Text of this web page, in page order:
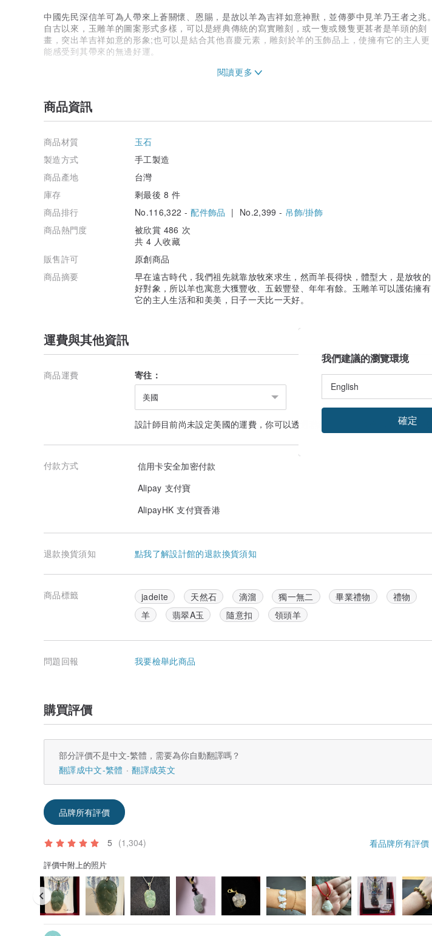
中國先民深信羊可為人帶來上蒼關懷、恩賜，是故以羊為吉祥如意神獸，並傳夢中見羊乃王者之兆。
自古以來，玉雕羊的圖案形式多樣，可以是經典傳統的寫實雕刻，或一隻或幾隻更甚者是羊頭的刻
畫，突出羊吉祥如意的形象;也可以是結合其他喜慶元素，雕刻於羊的玉飾品上，使擁有它的主人更
能感受到其帶來的無邊好運。
義。也是興旺發達，諸事順遂的稱頌，圖案以三隻羊(諧音“陽”)在溫暖的陽光下吃草來象徵。將三隻
羊雕刻於玉器之上也有三陽開泰之意，象徵要交好運，好運將會接踵而來，乃吉運之兆。
❃寓意二
中國古代“吉祥”多被寫作“吉羊”，古器物上的銘文即將“吉祥”多作“吉羊”。寓意吉祥如意，凡事洋
洋得意，樣樣得意(雕刻羊和如意)，樣樣如意(雕刻有如意)，事事順心。佩戴玉雕羊可以護佑事業順
心，帶來事業上的好運。
❃寓意三
羊通假於甲骨文中的“美”，也就是頭頂大角的羊形象，所以羊也像徵生活美好、事業美好、愛情
美好，日子一天比一天好。
早在遠古時代，我們祖先就靠放牧來求生，然而羊長得快，體型大，是放牧的好對象，所以羊也
寓意大獲豐收、五穀豐登、年年有餘。玉雕羊可以護佑擁有它的主人生活和和美美，日子一天比一天
好。
於玉器之上盡顯富貴之態，使擁有它的主人可以感受其帶來的財氣，寓意招財進寶、財運滾滾。
💎樂藏輕珠寶｜翡翠文化與購物說明
「人養玉三年，玉養人一生。」
古人以佩玉為美，常言「黃金有價，玉無價。」
玉石歷經歲月自然孕育，其溫潤光澤與細膩質感，
使其在東方文化中被視為品德與吉祥的象徵。
隨著時間與配戴習慣不同，玉石會展現屬於每位主人的獨特風貌與光感，
它含蓄深沉、恆久致遠，不僅是一件飾品，更是一份真誠祝福的象徵。
不同圖案與雕刻題材，在民俗文化中各自承載不同寓意，
便能「物到意達」，讓祝福更具心意與溫度。
女性佩戴玉石亦有民間說法：「婚前戴玉結好緣，婚後戴玉添圓滿。」
製作過程中會挑選較為明顯之瑕疵，但無法保證完全無天然紋理。
若追求絕對完美者，請審慎評估後再購買。
不同礦石在色澤與光感表現上皆有所差異，也會因配戴與保養方式不同而呈現不同風貌。
• 手工製作飾品請避免大力拉扯或碰撞。
•商品出貨前皆會進行基礎整理與清潔。
（以上為文化觀點與象徵分享，僅供參考。）
部分愛好者會依顏色選擇對應礦石作為搭配參考。
•我們每件商品都有用PVC飾品保護袋裝，再加專屬愛心泡綿袋，最後都還會用紙盒包裝，滿NT800
元手鍊及項鍊商品另會使用Miss la專屬盒包裝。
• 手鍊類附完整保固卡，以及保養說明，提供免費保固換線乙次(手繩類除外)，如有任何水晶佩戴問
題，也可以與我們諮詢。
• 如有任何配戴疑問，歡迎聯繫。
• 下單前請確認尺寸與商品說明。
• 商品屬客製尺寸製作，依消費者保護法第19條規定，不適用七日鑑賞期。
• 若商品有重大瑕疵，仍可依法處理。
• 商品照於自然光下拍攝，因螢幕差異可能略有色差，請以實品為準。
• 以上為民俗文化與能量象徵說法，商品屬飾品收藏用途，非醫療用品。
商品資訊
商品材質
玉石
製造方式
手工製造
商品產地
台灣
庫存
剩最後 8 件
商品排行
No.116,322 -配件飾品 | No.2,399 - 吊飾/掛飾
商品熱門度
被欣賞 486 次
共 4 人收藏
販售許可
原創商品
商品摘要
早在遠古時代，我們祖先就靠放牧來求生，然而羊長得快，體型大，是放牧的
好對象，所以羊也寓意大獲豐收、五穀豐登、年年有餘。玉雕羊可以護佑擁有
它的主人生活和和美美，日子一天比一天好。
運費與其他資訊
商品運費 寄往：
美國
設計師目前尚未設定美國的運費，你可以透過 討論合適的運送方式
付款方式
信用卡安全加密付款
Alipay 支付寶
AlipayHK 支付寶香港
退款換貨須知 點我了解設計館的退款換貨須知
商品標籤 jadeite 天然石 滴溜 獨一無二 畢業禮物
禮物
羊
翡翠A玉 隨意扣 領頭羊
問題回報 我要檢舉此商品
購買評價
部分評價不是中文-繁體，需要為你自動翻譯嗎？
翻譯成中文-繁體
翻譯成英文
品牌所有評價
5 (1,304) 看品牌所有評價
評價中附上的照片
我們建議的瀏覽環境
確定